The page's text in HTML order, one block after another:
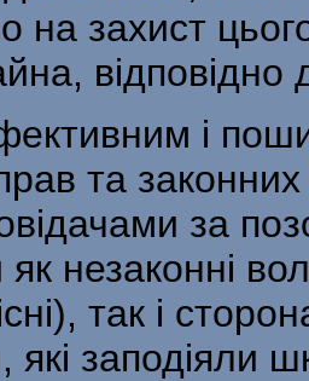
на захист
і
та законних
за
незакон­ні
так і
які заподіяли